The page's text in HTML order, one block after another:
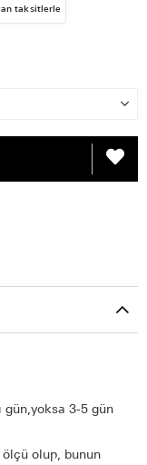
taksitlerle
gün,yoksa 3-5 gün
olup, bunun